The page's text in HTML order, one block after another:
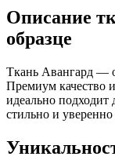
Описание
образце
Ткань Авангард —
Премиум качество
идеально подходит
стильно и